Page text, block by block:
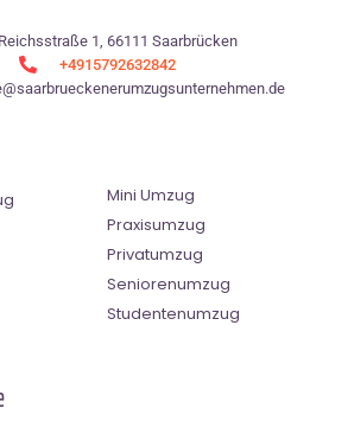
Reichsstraße 1, 66111 Saarbrücken
+4915792632842
Mini Umzug
Praxisumzug
Privatumzug
Seniorenumzug
Studentenumzug